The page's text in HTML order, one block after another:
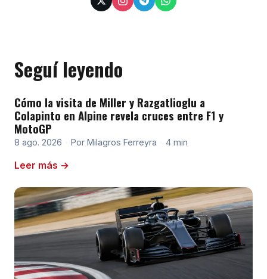
Seguí leyendo
Cómo la visita de Miller y Razgatlioglu a
Colapinto en Alpine revela cruces entre F1 y
MotoGP
8 ago. 2026 · Por Milagros Ferreyra · 4 min
Leer más →